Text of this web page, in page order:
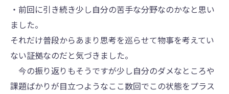
・前回に引き続き少し自分の苦手な分野なのかなと思い
ました。
それだけ普段からあまり思考を巡らせて物事を考えてい
ない証拠なのだと気づきました。
今の振り返りもそうですが少し自分のダメなところや
課題ばかりが目立つようなここ数回でこの状態をプラス